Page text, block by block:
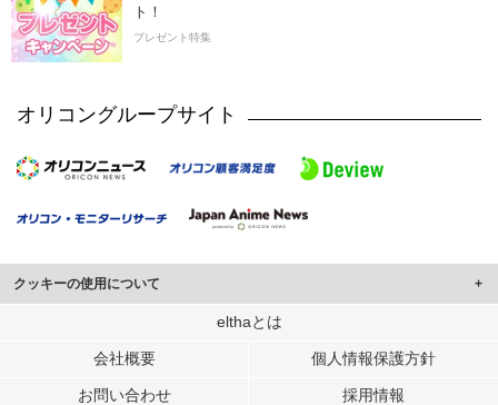
ト！
プレゼント特集
オリコングループサイト
クッキーの使用について
このサイトでは Cookie を使用して、ユーザーに合わせたコンテンツや広告の
行っています。
メディアや広告配信、データ解析の各パートナーに提供しています。
elthaとは
会社概要 個人情報保護方針
お問い合わせ 採用情報